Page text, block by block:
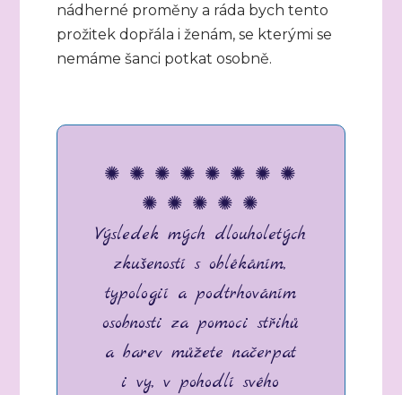
nádherné proměny a ráda bych tento
prožitek dopřála i ženám, se kterými se
nemáme šanci potkat osobně.
✺ ✺ ✺ ✺ ✺ ✺ ✺ ✺
✺ ✺ ✺ ✺ ✺
Výsledek mých dlouholetých
zkušeností s oblékáním,
typologií a podtrhováním
osobnosti za pomoci střihů
a barev můžete načerpat
i vy, v pohodlí svého